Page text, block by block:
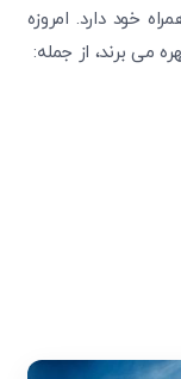
خود دارد. امروزه
می برند، از جمله: